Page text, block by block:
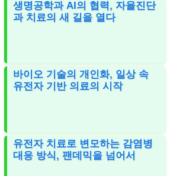
생명공학과 AI의 협력, 자율진단
과 치료의 새 길을 열다
바이오 기술의 개인화, 일상 속
유전자 기반 의료의 시작
유전자 치료로 변모하는 감염병
대응 방식, 팬데믹을 넘어서